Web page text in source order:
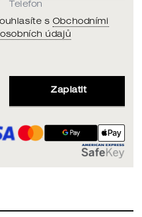
Telefon
s Obchodními
údajů